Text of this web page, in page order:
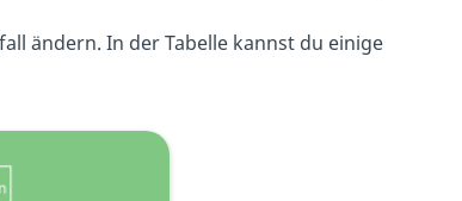
ändern. In der Tabelle kannst du einige